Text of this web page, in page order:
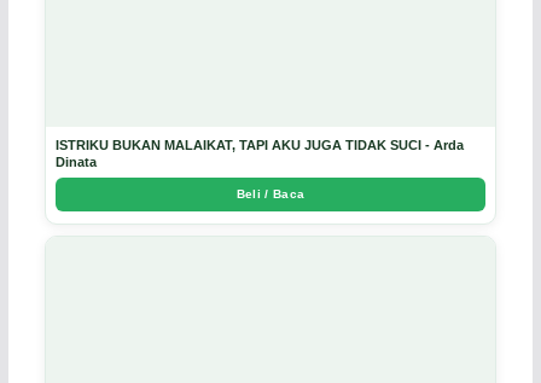
ISTRIKU BUKAN MALAIKAT, TAPI AKU JUGA TIDAK SUCI - Arda
Dinata
Beli / Baca